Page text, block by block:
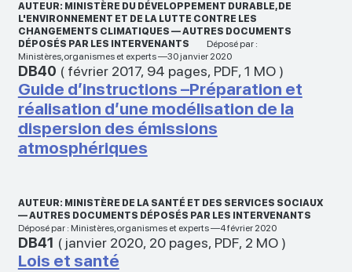
AUTEUR: MINISTÈRE DU DÉVELOPPEMENT DURABLE, DE
L'ENVIRONNEMENT ET DE LA LUTTE CONTRE LES
CHANGEMENTS CLIMATIQUES — AUTRES DOCUMENTS
DÉPOSÉS PAR LES INTERVENANTS
Déposé par :
Ministères,organismes et experts —30 janvier 2020
DB40 ( février 2017, 94 pages, PDF, 1 MO)
Guide d’instructions –Préparation et
réalisation d’une modélisation de la
dispersion des émissions
atmosphériques
AUTEUR: MINISTÈRE DE LA SANTÉ ET DES SERVICES SOCIAUX
— AUTRES DOCUMENTS DÉPOSÉS PAR LES INTERVENANTS
Déposé par : Ministères,organismes et experts —4 février 2020
DB41 ( janvier 2020, 20 pages, PDF, 2 MO)
Lois et santé